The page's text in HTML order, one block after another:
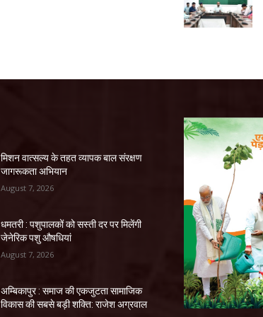
मिशन वात्सल्य के तहत व्यापक बाल संरक्षण
जागरूकता अभियान
August 7, 2026
धमतरी : पशुपालकों को सस्ती दर पर मिलेंगी
जेनेरिक पशु औषधियां
August 7, 2026
अम्बिकापुर : समाज की एकजुटता सामाजिक
विकास की सबसे बड़ी शक्ति: राजेश अग्रवाल